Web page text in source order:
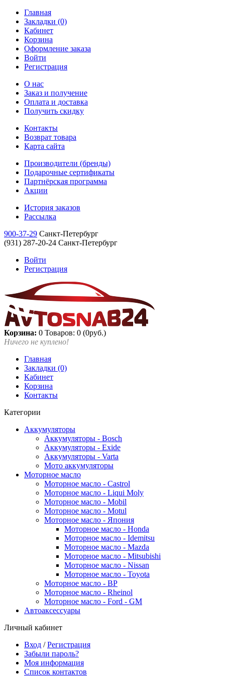
Главная
Закладки (0)
Кабинет
Корзина
Оформление заказа
Войти
Регистрация
О нас
Заказ и получение
Оплата и доставка
Получить скидку
Контакты
Возврат товара
Карта сайта
Производители (бренды)
Подарочные сертификаты
Партнёрская программа
Акции
История заказов
Рассылка
900-37-29 Санкт-Петербург
(931) 287-20-24 Санкт-Петербург
Войти
Регистрация
Корзина: 0 Товаров: 0 (0руб.)
Ничего не куплено!
Главная
Закладки (0)
Кабинет
Корзина
Контакты
Категории
Аккумуляторы
Аккумуляторы - Bosch
Аккумуляторы - Exide
Аккумуляторы - Varta
Мото аккумуляторы
Моторное масло
Моторное масло - Castrol
Моторное масло - Liqui Moly
Моторное масло - Mobil
Моторное масло - Motul
Моторное масло - Япония
Моторное масло - Honda
Моторное масло - Idemitsu
Моторное масло - Mazda
Моторное масло - Mitsubishi
Моторное масло - Nissan
Моторное масло - Toyota
Моторное масло - BP
Моторное масло - Rheinol
Моторное масло - Ford - GM
Автоаксессуары
Личный кабинет
Вход /Регистрация
Забыли пароль?
Моя информация
Список контактов